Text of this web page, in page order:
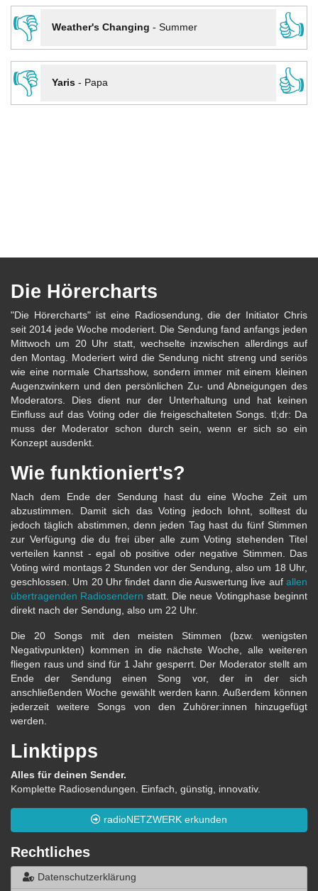
👎
Weather's Changing - Summer
👍
👎
Yaris- Papa 👍
Die Hörercharts
"Die Hörercharts" ist eine Radiosendung, die der Initiator Chris
seit 2014 jede Woche moderiert. Die Sendung fand anfangs jeden
Mittwoch um 20 Uhr statt, wechselte inzwischen allerdings auf
den Montag. Moderiert wird die Sendung nicht streng und seriös
wie eine normale Chartsshow, sondern immer mit einem kleinen
Augenzwinkern und den persönlichen Zu- und Abneigungen des
Moderators. Dies dient nur der Unterhaltung und hat keinen
Einfluss auf das Voting oder die freigeschalteten Songs. tl;dr: Da
muss der Moderator schon durch sein, wenn er sich so ein
Konzept ausdenkt.
Wie funktioniert's?
Nach dem Ende der Sendung hast du eine Woche Zeit um
abzustimmen. Damit sich das Voting jedoch lohnt, solltest du
jedoch täglich abstimmen, denn jeden Tag hast du fünf Stimmen
zur Verfügung die du frei über alle zum Voting stehenden Titel
verteilen kannst - egal ob positive oder negative Stimmen. Das
Voting wird montags 2 Stunden vor der Sendung, also um 18 Uhr,
geschlossen. Um 20 Uhr findet dann die Auswertung live auf allen
übertragenden Radiosendern statt. Die neue Votingphase beginnt
direkt nach der Sendung, also um 22 Uhr.
Die 20 Songs mit den meisten Stimmen (bzw. wenigsten
Negativpunkten) kommen in die nächste Woche, alle weiteren
fliegen raus und sind für 1 Jahr gesperrt. Der Moderator stellt am
Ende der Sendung einen Song vor, der in der sich
anschließenden Woche gewählt werden kann. Außerdem können
jederzeit weitere Songs von den Zuhörer:innen hinzugefügt
werden.
Linktipps
Alles für deinen Sender.
Komplette Radiosendungen. Einfach, günstig, innovativ.
radioNETZWERK erkunden
Rechtliches
Datenschutzerklärung